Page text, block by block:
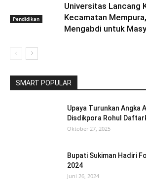
Pendidikan
Universitas Lancang
Kecamatan
Mengabdi untuk
SMART POPULAR
Upaya Turunkan Angka
Disdikpora Rohul
Oktober 27, 2025
Bupati Sukiman Hadiri
2024
Juni 26, 2024